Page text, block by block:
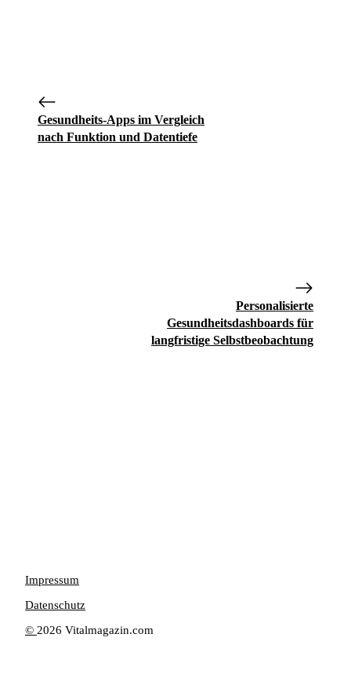
Gesundheits-Apps im Vergleich
nach Funktion und Datentiefe
Personalisierte
Gesundheitsdashboards für
langfristige Selbstbeobachtung
© 2026 Vitalmagazin.com
Impressum
Datenschutz